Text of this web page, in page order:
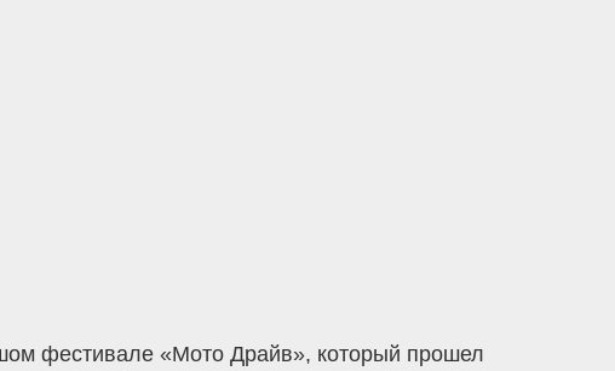
фестивале «Мото Драйв», который прошел